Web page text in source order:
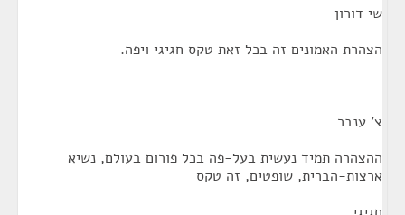
שי דורון
הצהרת האמונים זה בכל זאת טקס חגיגי ויפה.
צ' ענבר
ההצהרה תמיד נעשית בעל-פה בכל פורום בעולם, נשיא
ארצות-הברית, שופטים, זה טקס